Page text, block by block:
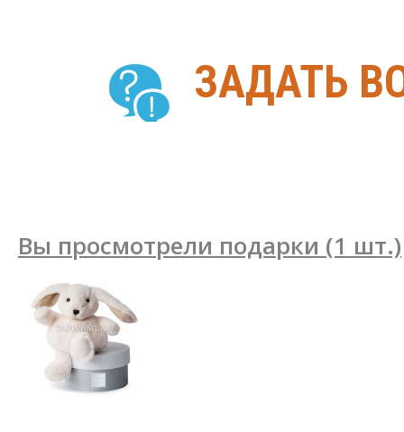
ЗАДАТЬ
Вы просмотрели подарки (1 шт.)